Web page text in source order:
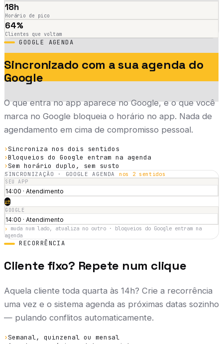
18h
Horário de pico
64%
Clientes que voltam
GOOGLE AGENDA
Sincronizado com a sua agenda do
Google
O que entra no app aparece no Google, e o que você
marca no Google bloqueia o horário no app. Nada de
agendamento em cima de compromisso pessoal.
›Sincroniza nos dois sentidos
›Bloqueios do Google entram na agenda
›Sem horário duplo, sem susto
SINCRONIZAÇÃO · GOOGLE AGENDA nos 2 sentidos
SEU APP
14:00 · Atendimento
⇄
GOOGLE
14:00 · Atendimento
› muda num lado, atualiza no outro · bloqueios do Google entram na
agenda
RECORRÊNCIA
Cliente fixo? Repete num clique
Aquela cliente toda quarta às 14h? Crie a recorrência
uma vez e o sistema agenda as próximas datas sozinho
— pulando conflitos automaticamente.
›Semanal, quinzenal ou mensal